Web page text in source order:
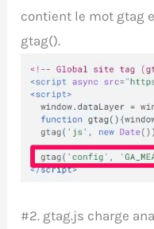
contient le mot gtag
gtag().
#2. gtag.js charge